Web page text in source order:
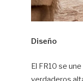
Diseño
El FR10 se